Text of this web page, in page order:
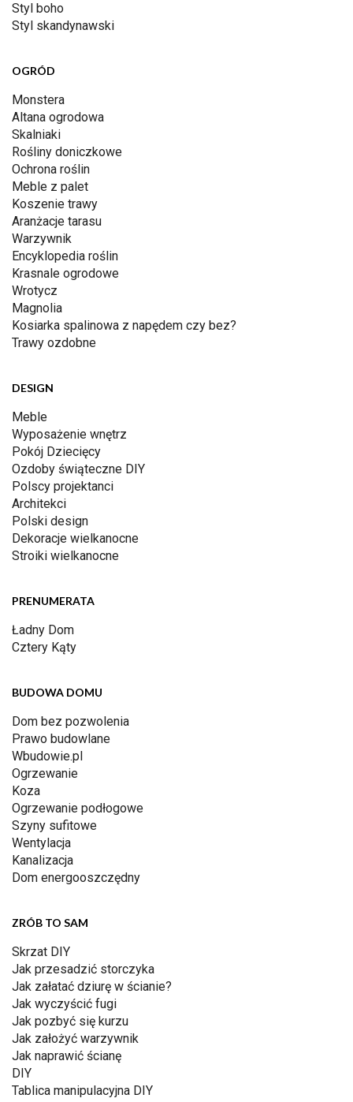
Styl boho
Styl skandynawski
OGRÓD
Monstera
Altana ogrodowa
Skalniaki
Rośliny doniczkowe
Ochrona roślin
Meble z palet
Koszenie trawy
Aranżacje tarasu
Warzywnik
Encyklopedia roślin
Krasnale ogrodowe
Wrotycz
Magnolia
Kosiarka spalinowa z napędem czy bez?
Trawy ozdobne
DESIGN
Meble
Wyposażenie wnętrz
Pokój Dziecięcy
Ozdoby świąteczne DIY
Polscy projektanci
Architekci
Polski design
Dekoracje wielkanocne
Stroiki wielkanocne
PRENUMERATA
Ładny Dom
Cztery Kąty
BUDOWA DOMU
Dom bez pozwolenia
Prawo budowlane
Wbudowie.pl
Ogrzewanie
Koza
Ogrzewanie podłogowe
Szyny sufitowe
Wentylacja
Kanalizacja
Dom energooszczędny
ZRÓB TO SAM
Skrzat DIY
Jak przesadzić storczyka
Jak załatać dziurę w ścianie?
Jak wyczyścić fugi
Jak pozbyć się kurzu
Jak założyć warzywnik
Jak naprawić ścianę
DIY
Tablica manipulacyjna DIY